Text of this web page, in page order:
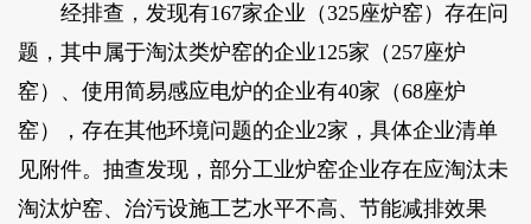
经排查，发现有167家企业（325座炉窑）存在问
题，其中属于淘汰类炉窑的企业125家（257座炉
窑）、使用简易感应电炉的企业有40家（68座炉
窑），存在其他环境问题的企业2家，具体企业清单
见附件。抽查发现，部分工业炉窑企业存在应淘汰未
淘汰炉窑、治污设施工艺水平不高、节能减排效果